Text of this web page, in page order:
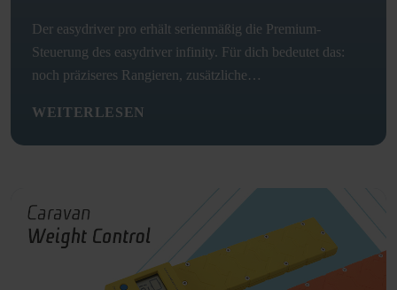
Der easydriver pro erhält serienmäßig die Premium-
Steuerung des easydriver infinity. Für dich bedeutet das:
noch präziseres Rangieren, zusätzliche…
WEITERLESEN